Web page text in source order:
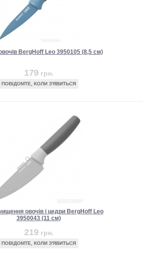
BergHoff Leo 3950105 (8,5 см)
179 грн.
ПОВІДОМТЕ, КОЛИ З'ЯВИТЬСЯ
овочів і цедри BergHoff Leo
3950043 (11 см)
219 грн.
ПОВІДОМТЕ, КОЛИ З'ЯВИТЬСЯ